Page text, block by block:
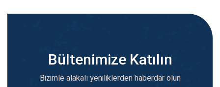
Bültenimize Katılın
Bizimle alakalı yeniliklerden haberdar olun